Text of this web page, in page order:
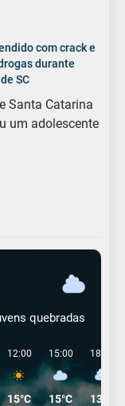
com crack e
durante
SC
Santa Catarina
um adolescente
quebradas
12:00
15°C
15:00
15°C
18:00
13°C